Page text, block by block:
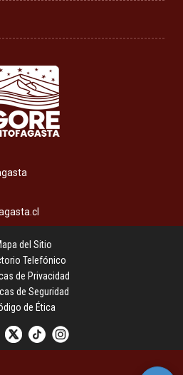
del Sitio
Telefónico
de Privacidad
de Seguridad
de Ética